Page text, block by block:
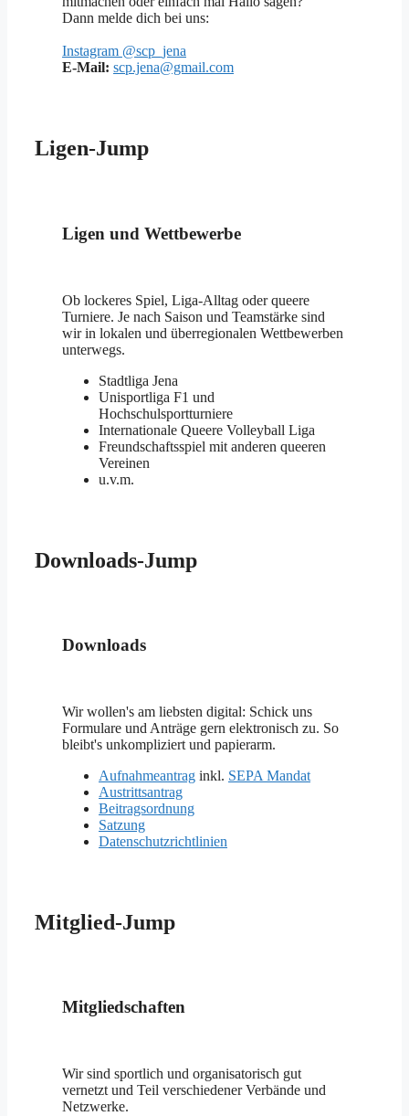
Dann melde dich bei uns:
Instagram @scp_jena
E-Mail: scp.jena@gmail.com
Ligen-Jump
Ligen und Wettbewerbe
Ob lockeres Spiel, Liga-Alltag oder queere
Turniere. Je nach Saison und Teamstärke sind
wir in lokalen und überregionalen Wettbewerben
unterwegs.
Stadtliga Jena
Unisportliga F1 und
Hochschulsportturniere
Internationale Queere Volleyball Liga
Freundschaftsspiel mit anderen queeren
Vereinen
u.v.m.
Downloads-Jump
Downloads
Wir wollen's am liebsten digital: Schick uns
Formulare und Anträge gern elektronisch zu. So
bleibt's unkompliziert und papierarm.
Aufnahmeantrag inkl. SEPA Mandat
Austrittsantrag
Beitragsordnung
Satzung
Datenschutzrichtlinien
Mitglied-Jump
Mitgliedschaften
Wir sind sportlich und organisatorisch gut
vernetzt und Teil verschiedener Verbände und
Netzwerke.